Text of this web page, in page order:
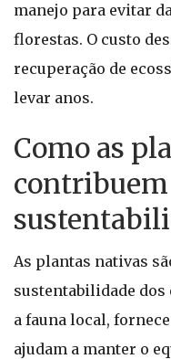
manejo para evitar
florestas. O custo
recuperação de
levar anos.
Como as
contribuem
As plantas nativas
sustentabilidade dos
a fauna local,
ajudam a manter o